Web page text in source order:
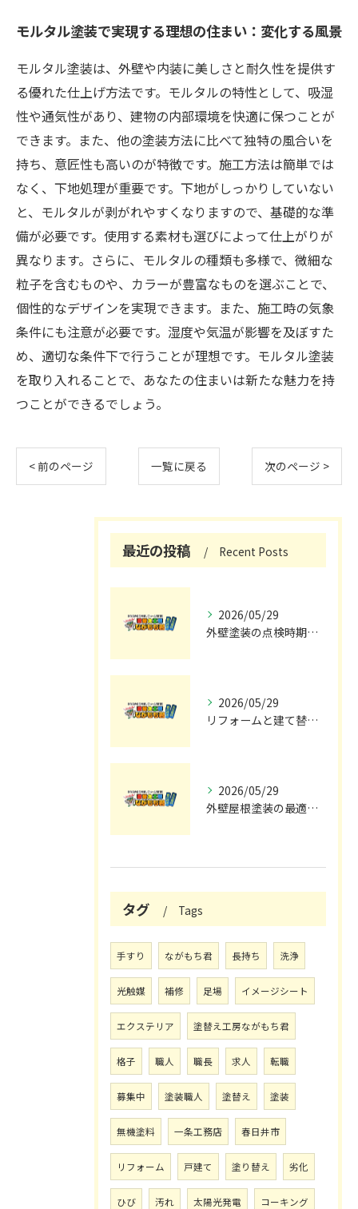
モルタル塗装で実現する理想の住まい：変化する風景
モルタル塗装は、外壁や内装に美しさと耐久性を提供す
る優れた仕上げ方法です。モルタルの特性として、吸湿
性や通気性があり、建物の内部環境を快適に保つことが
できます。また、他の塗装方法に比べて独特の風合いを
持ち、意匠性も高いのが特徴です。施工方法は簡単では
なく、下地処理が重要です。下地がしっかりしていない
と、モルタルが剥がれやすくなりますので、基礎的な準
備が必要です。使用する素材も選びによって仕上がりが
異なります。さらに、モルタルの種類も多様で、微細な
粒子を含むものや、カラーが豊富なものを選ぶことで、
個性的なデザインを実現できます。また、施工時の気象
条件にも注意が必要です。湿度や気温が影響を及ぼすた
め、適切な条件下で行うことが理想です。モルタル塗装
を取り入れることで、あなたの住まいは新たな魅力を持
つことができるでしょう。
< 前のページ 一覧に戻る 次のページ >
最近の投稿 Recent Posts
2026/05/29
外壁塗装の点検時期と施工の最適タイミング
2026/05/29
リフォームと建て替えの費用と注意点完全解説
2026/05/29
外壁屋根塗装の最適メンテナンス時期
タグ Tags
手すり ながもち君 長持ち 洗浄
光触媒 補修 足場 イメージシート
エクステリア 塗替え工房ながもち君
格子 職人 職長 求人 転職
募集中 塗装職人 塗替え 塗装
無機塗料 一条工務店 春日井市
リフォーム 戸建て 塗り替え 劣化
ひび 汚れ 太陽光発電 コーキング